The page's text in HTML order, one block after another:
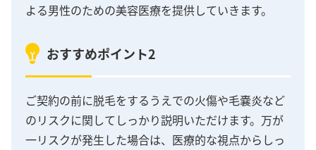
よる男性のための美容医療を提供していきます。
おすすめポイント2
ご契約の前に脱毛をするうえでの火傷や毛嚢炎など
のリスクに関してしっかり説明いただけます。万が
一リスクが発生した場合は、医療的な視点からしっ